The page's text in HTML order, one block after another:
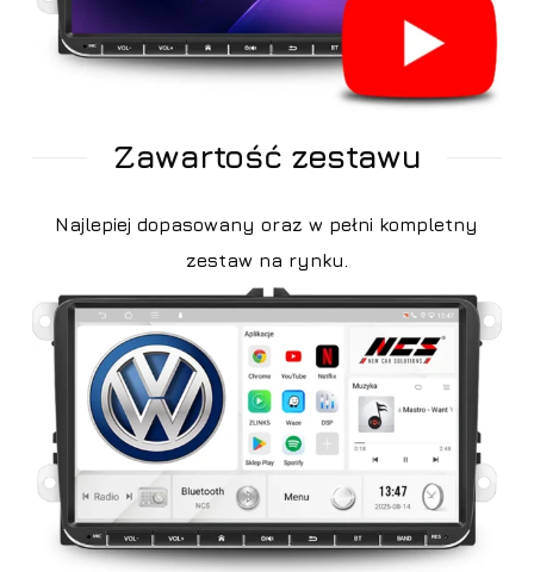
Zawartość zestawu
Najlepiej dopasowany oraz w pełni kompletny
zestaw na rynku.